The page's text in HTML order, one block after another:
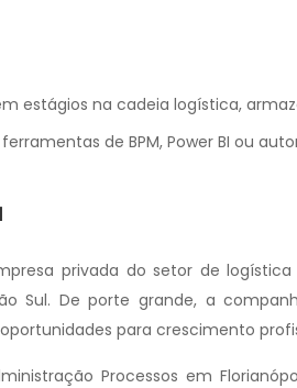
estágios na cadeia logística,
de BPM, Power BI ou
privada do setor de
Sul. De porte grande, a
para crescimento
Processos em